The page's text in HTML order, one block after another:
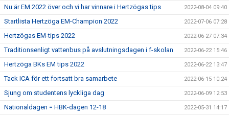
Nu är EM 2022 över och vi har vinnare i Hertzögas tips 2022-08-04 09:40
Startlista Hertzöga EM-Champion 2022 2022-07-06 07:28
Hertzögas EM-tips 2022 2022-06-27 07:34
Traditionsenligt vattenbus på avslutningsdagen i f-skolan 2022-06-22 15:46
Hertzöga BKs EM tips 2022 2022-06-22 13:47
Tack ICA för ett fortsatt bra samarbete 2022-06-15 10:24
Sjung om studentens lyckliga dag 2022-06-09 12:53
Nationaldagen = HBK-dagen 12-18 2022-05-31 14:17